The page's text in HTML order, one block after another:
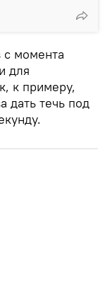
с момента
для
к примеру,
дать течь под